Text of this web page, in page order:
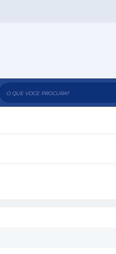
O que voce procura?